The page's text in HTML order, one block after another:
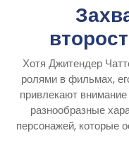
Хотя Джитендер
ролями в фильмах,
привлекают
разнообразные
персонажей, которые